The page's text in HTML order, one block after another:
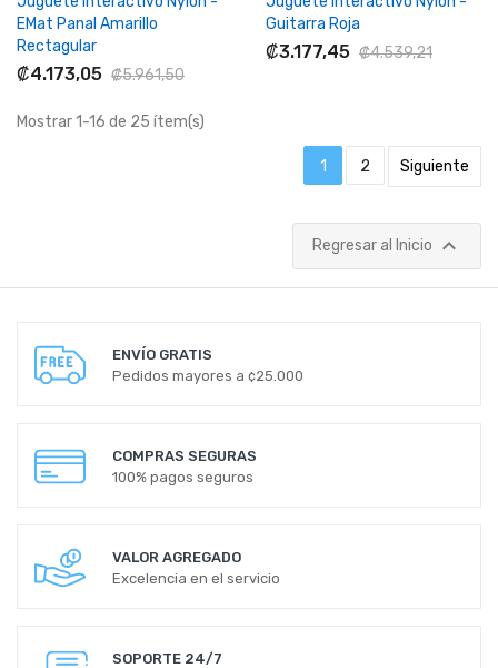
EMat Panal Amarillo
Rectagular
₡4.173,05 ₡5.961,50
Guitarra Roja
₡3.177,45 ₡4.539,21
Mostrar 1-16 de 25 ítem(s)
1 2 Siguiente
Regresar al Inicio 
ENVÍO GRATIS
Pedidos mayores a ¢25.000
COMPRAS SEGURAS
100% pagos seguros
VALOR AGREGADO
Excelencia en el servicio
SOPORTE 24/7